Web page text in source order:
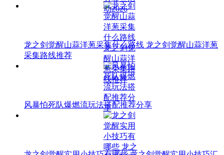
龙之剑觉醒山蒜洋葱采集什么路线 龙之剑觉醒山蒜洋葱
采集路线推荐
风暴怕死队爆燃流玩法搭配推荐分享